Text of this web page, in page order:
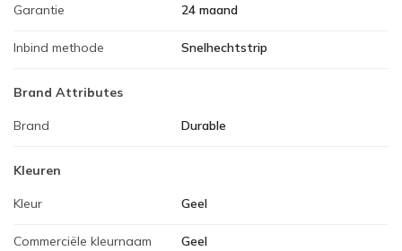
Garantie 24 maand
Inbind methode Snelhechtstrip
Brand Attributes
Brand Durable
Kleuren
Kleur Geel
Commerciële kleurnaam Geel